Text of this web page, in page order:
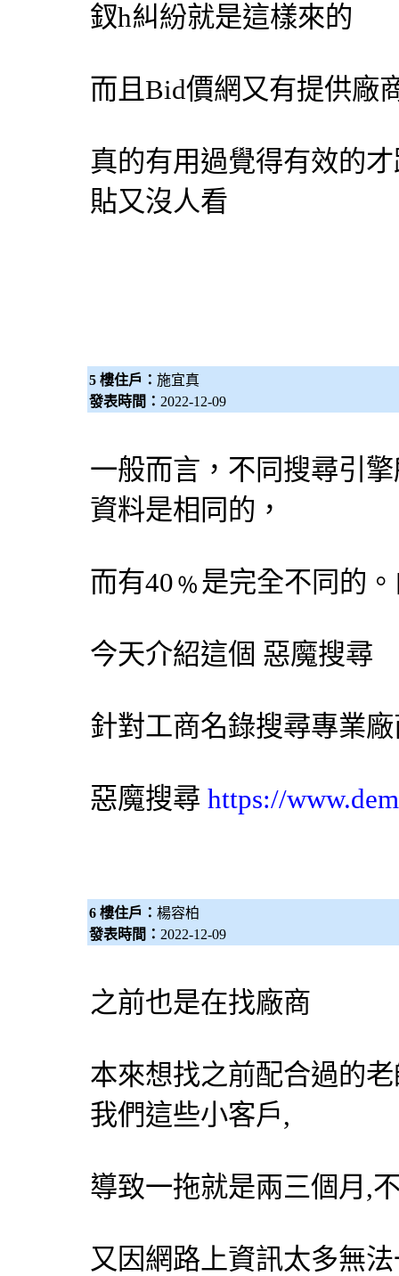
釵h糾紛就是這樣來的
而且Bid價網 又有提供廠
真的有用過覺得有效的
貼又沒人看
5 樓住戶： 施宜真
發表時間： 2022-12-09
一般而言，不同 搜尋引擎
資料是相同的，
而有40﹪是完全不同的
今天介紹這個 惡魔搜尋
針對工商名錄搜尋專業
惡魔搜尋 https://
6 樓住戶： 楊容柏
發表時間： 2022-12-09
之前也是在找廠商
本來想找之前配合過的
我們這些小客戶,
導致一拖就是兩三個月,
又因網路上資訊太多無